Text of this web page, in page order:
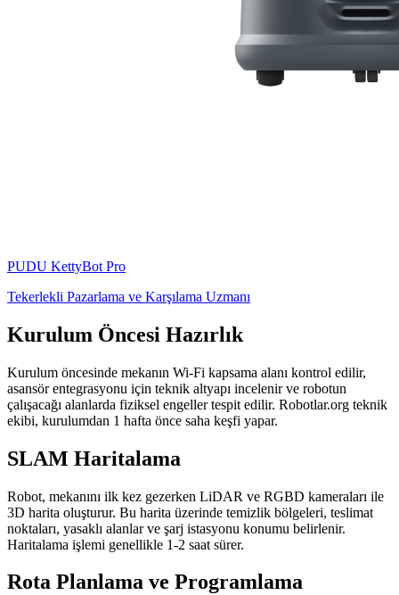
PUDU KettyBot Pro
Tekerlekli Pazarlama ve Karşılama Uzmanı
Kurulum Öncesi Hazırlık
Kurulum öncesinde mekanın Wi-Fi kapsama alanı kontrol edilir,
asansör entegrasyonu için teknik altyapı incelenir ve robotun
çalışacağı alanlarda fiziksel engeller tespit edilir. Robotlar.org teknik
ekibi, kurulumdan 1 hafta önce saha keşfi yapar.
SLAM Haritalama
Robot, mekanını ilk kez gezerken LiDAR ve RGBD kameraları ile
3D harita oluşturur. Bu harita üzerinde temizlik bölgeleri, teslimat
noktaları, yasaklı alanlar ve şarj istasyonu konumu belirlenir.
Haritalama işlemi genellikle 1-2 saat sürer.
Rota Planlama ve Programlama